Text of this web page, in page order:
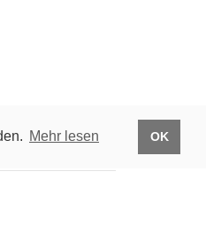
Mehr lesen OK